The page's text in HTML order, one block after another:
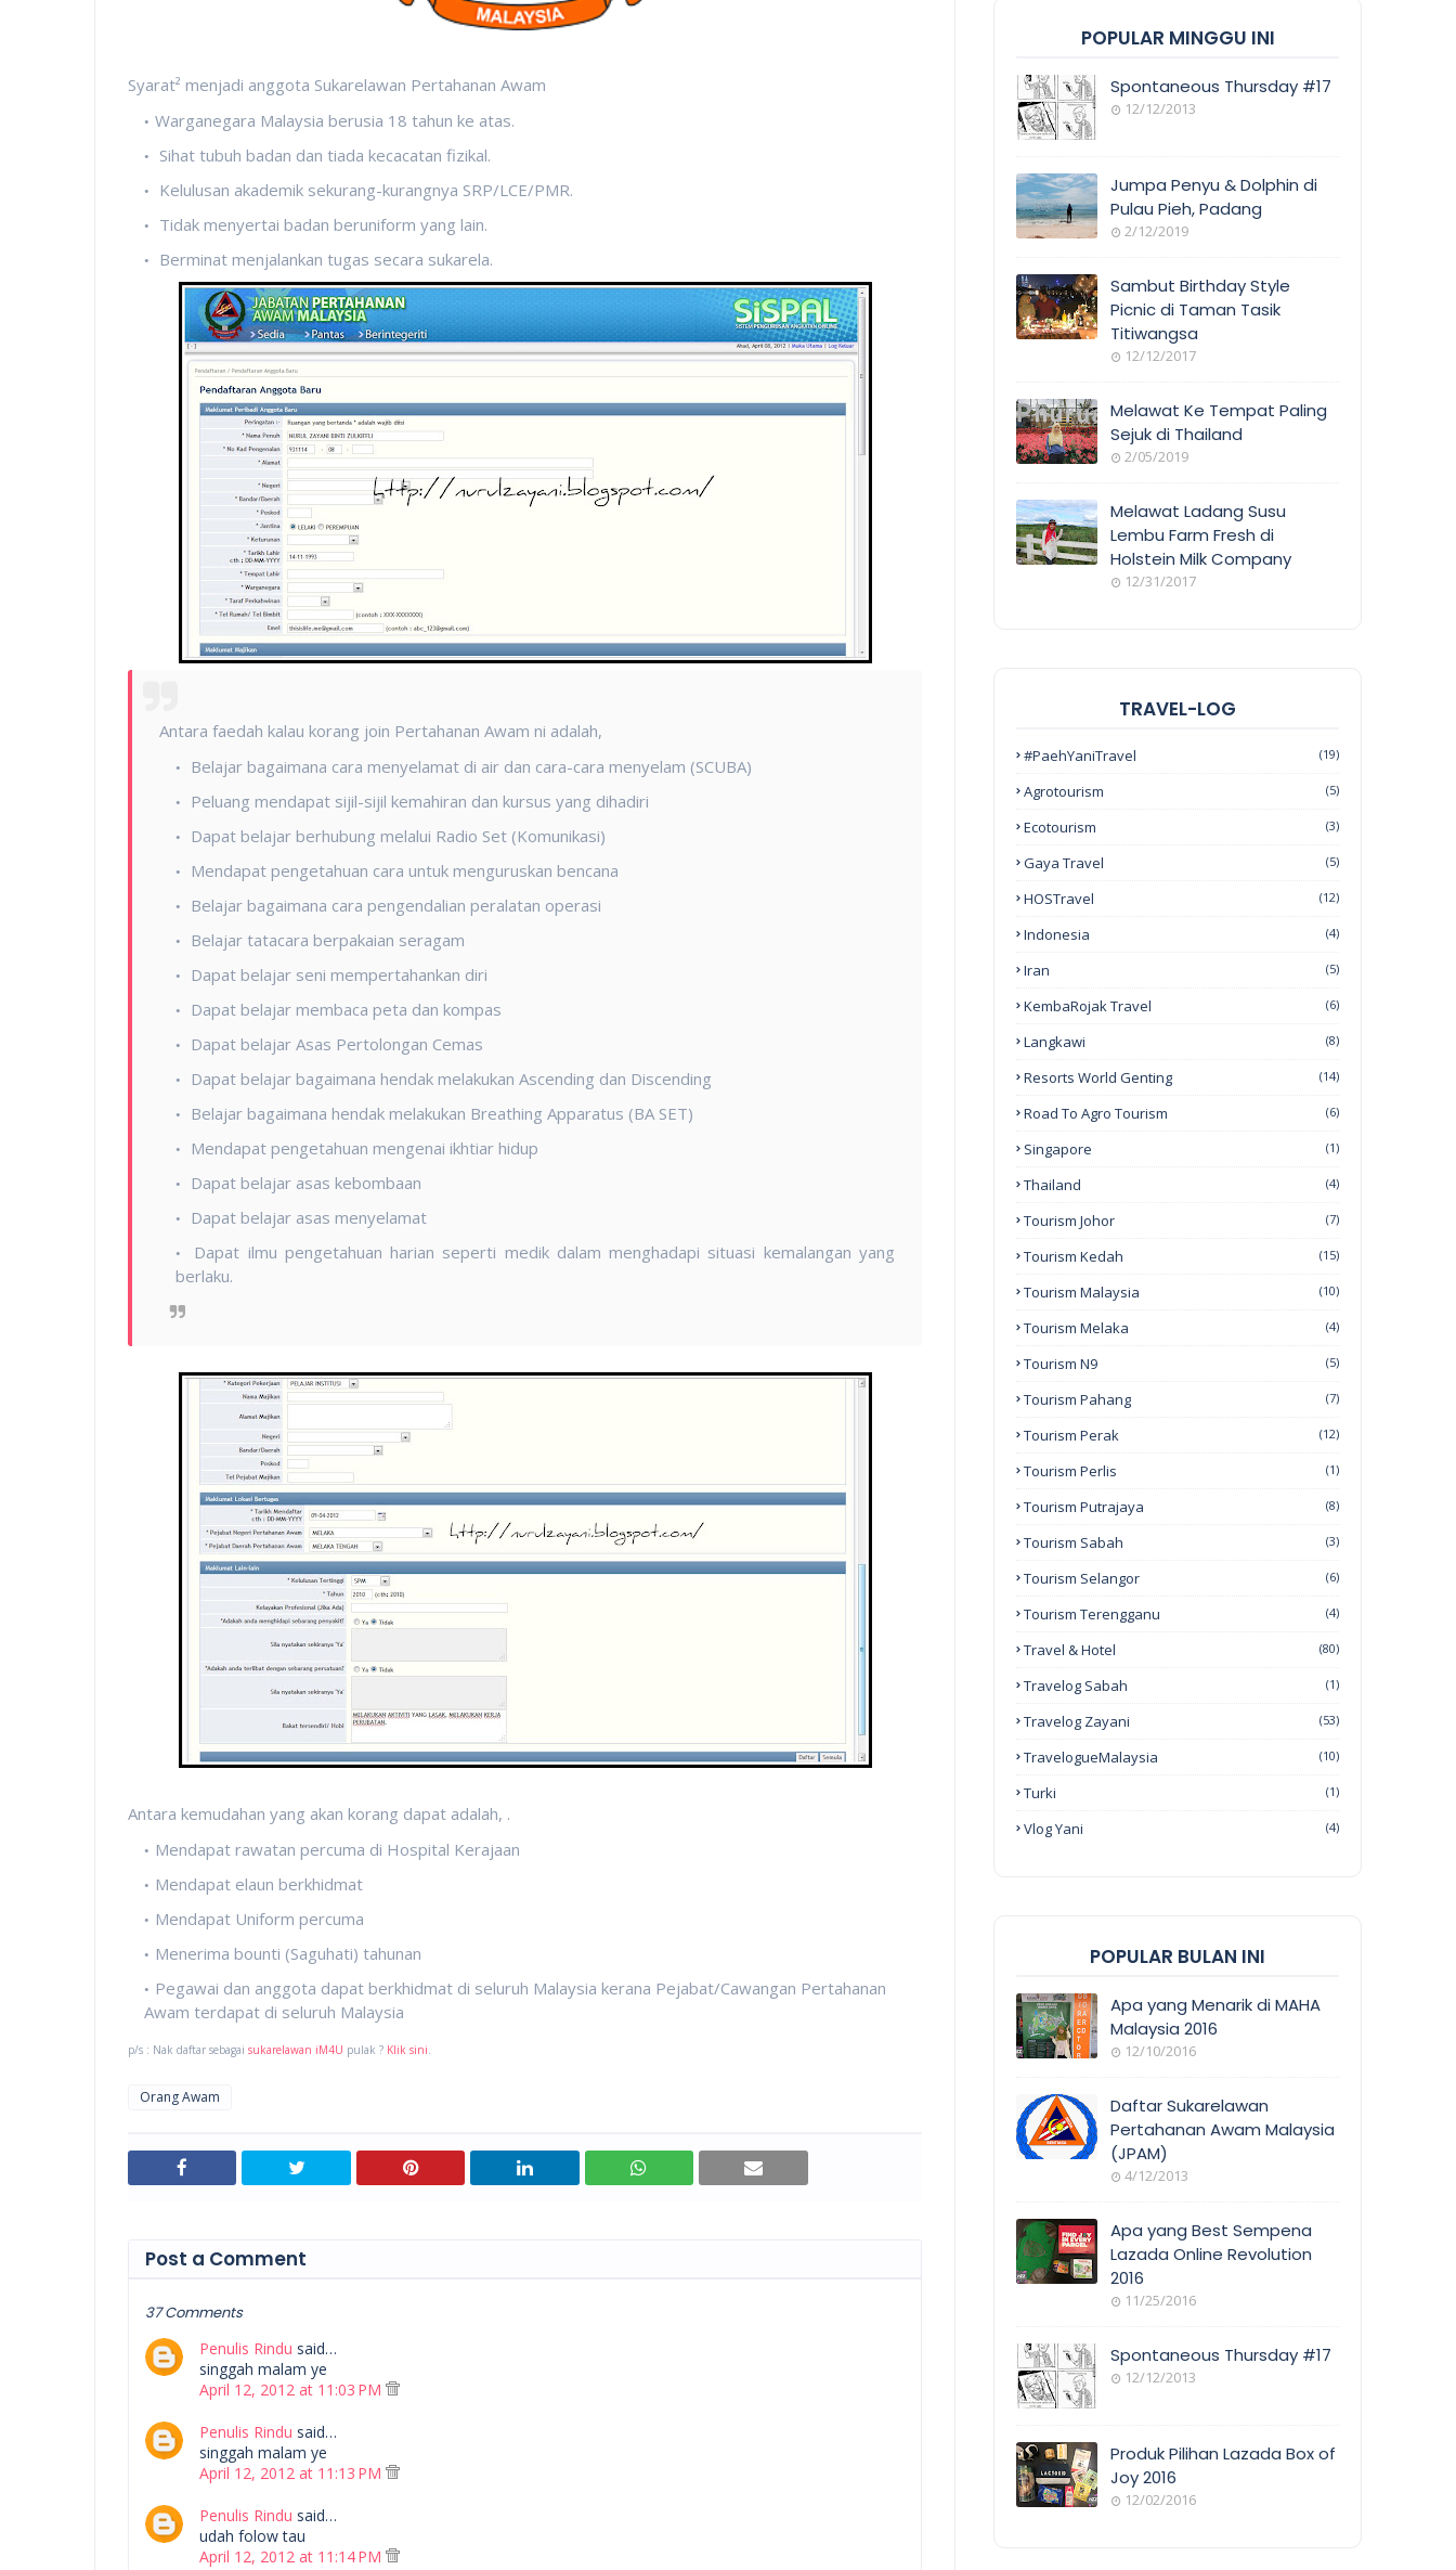
Syarat² menjadi anggota Sukarelawan Pertahanan Awam
Warganegara Malaysia berusia 18 tahun ke atas.
Sihat tubuh badan dan tiada kecacatan fizikal.
Kelulusan akademik sekurang-kurangnya SRP/LCE/PMR.
Tidak menyertai badan beruniform yang lain.
Berminat menjalankan tugas secara sukarela.
Antara faedah kalau korang join Pertahanan Awam ni adalah,
Belajar bagaimana cara menyelamat di air dan cara-cara menyelam (SCUBA)
Peluang mendapat sijil-sijil kemahiran dan kursus yang dihadiri
Dapat belajar berhubung melalui Radio Set (Komunikasi)
Mendapat pengetahuan cara untuk menguruskan bencana
Belajar bagaimana cara pengendalian peralatan operasi
Belajar tatacara berpakaian seragam
Dapat belajar seni mempertahankan diri
Dapat belajar membaca peta dan kompas
Dapat belajar Asas Pertolongan Cemas
Dapat belajar bagaimana hendak melakukan Ascending dan Discending
Belajar bagaimana hendak melakukan Breathing Apparatus (BA SET)
Mendapat pengetahuan mengenai ikhtiar hidup
Dapat belajar asas kebombaan
Dapat belajar asas menyelamat
Dapat ilmu pengetahuan harian seperti medik dalam menghadapi situasi kemalangan yang
berlaku.
Antara kemudahan yang akan korang dapat adalah, .
Mendapat rawatan percuma di Hospital Kerajaan
Mendapat elaun berkhidmat
Mendapat Uniform percuma
Menerima bounti (Saguhati) tahunan
Pegawai dan anggota dapat berkhidmat di seluruh Malaysia kerana Pejabat/Cawangan Pertahanan
Awam terdapat di seluruh Malaysia
p/s : Nak daftar sebagai sukarelawan iM4U pulak ? Klik sini
Orang Awam
Post a Comment
37 Comments
Penulis Rindu said…
singgah malam ye
April 12, 2012 at 11:03 PM
Penulis Rindu said…
singgah malam ye
April 12, 2012 at 11:13 PM
Penulis Rindu said…
udah folow tau
April 12, 2012 at 11:14 PM
POPULAR MINGGU INI
Spontaneous Thursday #17
12/12/2013
Jumpa Penyu & Dolphin di
Pulau Pieh, Padang
2/12/2019
Sambut Birthday Style
Picnic di Taman Tasik
Titiwangsa
12/12/2017
Melawat Ke Tempat Paling
Sejuk di Thailand
2/05/2019
Melawat Ladang Susu
Lembu Farm Fresh di
Holstein Milk Company
12/31/2017
TRAVEL-LOG
#PaehYaniTravel (19)
Agrotourism (5)
Ecotourism (3)
Gaya Travel (5)
HOSTravel (12)
Indonesia (4)
Iran (5)
KembaRojak Travel (6)
Langkawi (8)
Resorts World Genting (14)
Road To Agro Tourism (6)
Singapore (1)
Thailand (4)
Tourism Johor (7)
Tourism Kedah (15)
Tourism Malaysia (10)
Tourism Melaka (4)
Tourism N9 (5)
Tourism Pahang (7)
Tourism Perak (12)
Tourism Perlis (1)
Tourism Putrajaya (8)
Tourism Sabah (3)
Tourism Selangor (6)
Tourism Terengganu (4)
Travel & Hotel (80)
Travelog Sabah (1)
Travelog Zayani (53)
TravelogueMalaysia (10)
Turki (1)
Vlog Yani (4)
POPULAR BULAN INI
COVERAGE
Apa yang Menarik di MAHA
Malaysia 2016
12/10/2016
Daftar Sukarelawan
Pertahanan Awam Malaysia
(JPAM)
4/12/2013
Apa yang Best Sempena
Lazada Online Revolution
2016
11/25/2016
E
Spontaneous Thursday #17
12/12/2013
Produk Pilihan Lazada Box of
Joy 2016
12/02/2016